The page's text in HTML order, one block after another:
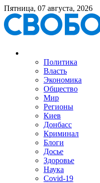
Пятница, 07 августа, 2026
Политика
Власть
Экономика
Общество
Мир
Регионы
Киев
Донбасс
Криминал
Блоги
Досье
Здоровье
Наука
Covid-19